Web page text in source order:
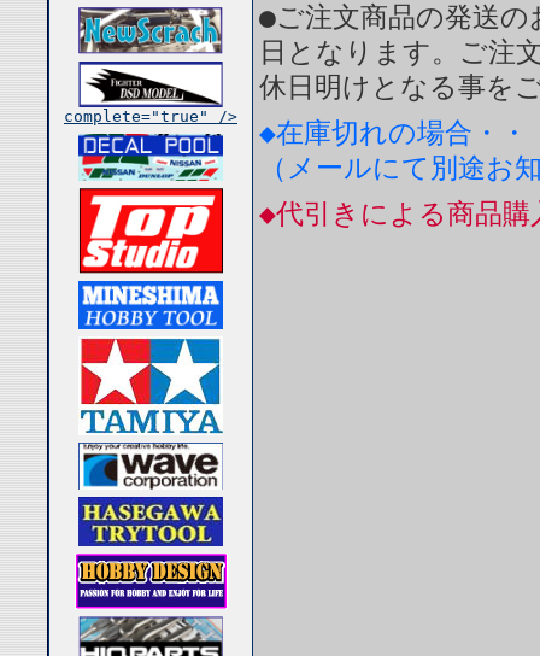
complete="true" />
●ご注文商品の発送の
日となります。ご注
休日明けとなる事を
◆在庫切れの場合・・
（メールにて別途お
◆代引きによる商品